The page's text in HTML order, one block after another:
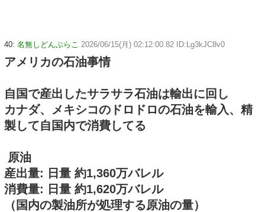
40: 名無しどんぶらこ 2026/06/15(月) 02:12:00.82 ID:Lg3kJC8v0
アメリカの石油事情
自国で産出したサラサラ石油は輸出に回し
カナダ、メキシコのドロドロの石油を輸入、精
製して自国内で消費してる
​ 原油
​産出量: 日量 約1,360万バレル
​消費量: 日量 約1,620万バレル
（国内の製油所が処理する原油の量）